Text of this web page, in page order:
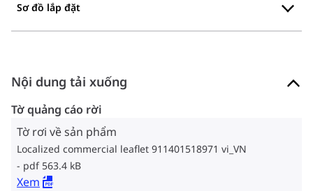
Sơ đồ lắp đặt
Nội dung tải xuống
Tờ quảng cáo rời
Tờ rơi về sản phẩm
Localized commercial leaflet 911401518971 vi_VN
pdf 563.4 kB
Xem